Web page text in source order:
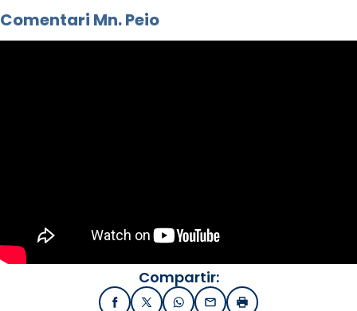
Comentari Mn. Peio
Compartir:
FacebookX / TwitterWhatsApp
EmailImprimir